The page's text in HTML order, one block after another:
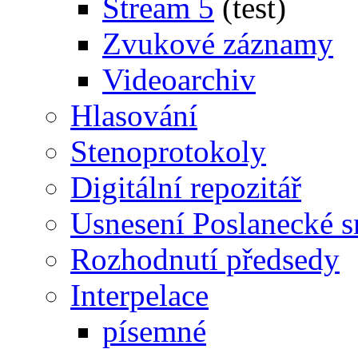
Stream 5 (test)
Zvukové záznamy
Videoarchiv
Hlasování
Stenoprotokoly
Digitální repozitář
Usnesení Poslanecké
Rozhodnutí předsedy
Interpelace
písemné